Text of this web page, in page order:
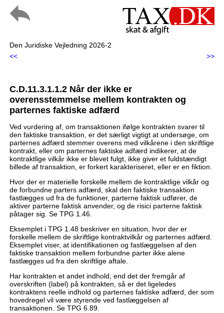
Den Juridiske Vejledning 2026-2
<<
>>
C.D.11.3.1.1.2 Når der ikke er
overensstemmelse mellem kontrakten og
parternes faktiske adfærd
Ved vurdering af, om transaktionen ifølge kontrakten svarer til
den faktiske transaktion, er det særligt vigtigt at undersøge, om
parternes adfærd stemmer overens med vilkårene i den skriftlige
kontrakt, eller om parternes faktiske adfærd indikerer, at de
kontraktlige vilkår ikke er blevet fulgt, ikke giver et fuldstændigt
billede af transaktion, er forkert karakteriseret, eller er en fiktion.
Hvor der er materielle forskelle mellem de kontraktlige vilkår og
de forbundne parters adfærd, skal den faktiske transaktion
fastlægges ud fra de funktioner, parterne faktisk udfører, de
aktiver parterne faktisk anvender, og de risici parterne faktisk
påtager sig. Se TPG 1.46.
Eksemplet i TPG 1.48 beskriver en situation, hvor der er
forskelle mellem de skriftlige kontraktvilkår og parternes adfærd.
Eksemplet viser, at identifikationen og fastlæggelsen af den
faktiske transaktion mellem forbundne parter ikke alene
fastlægges ud fra den skriftlige aftale.
Har kontrakten et andet indhold, end det der fremgår af
overskriften (label) på kontrakten, så er det ligeledes
kontraktens reelle indhold og parternes faktiske adfærd, der som
hovedregel vil være styrende ved fastlæggelsen af
transaktionen. Se TPG 6.89.